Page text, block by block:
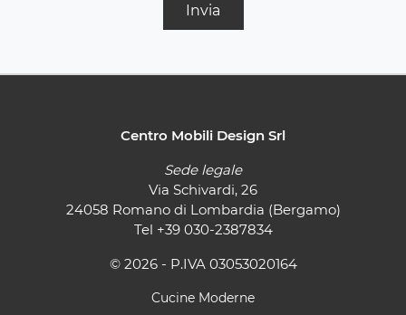
Invia
Centro Mobili Design Srl
Sede legale
Via Schivardi, 26
24058 Romano di Lombardia (Bergamo)
Tel +39 030-2387834
© 2026 - P.IVA 03053020164
Cucine Moderne